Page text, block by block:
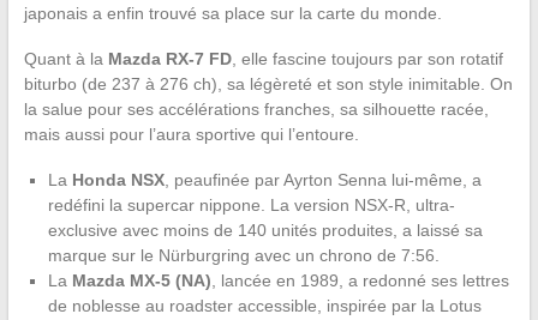
japonais a enfin trouvé sa place sur la carte du monde.
Quant à la Mazda RX-7 FD, elle fascine toujours par son rotatif
biturbo (de 237 à 276 ch), sa légèreté et son style inimitable. On
la salue pour ses accélérations franches, sa silhouette racée,
mais aussi pour l’aura sportive qui l’entoure.
La Honda NSX, peaufinée par Ayrton Senna lui-même, a
redéfini la supercar nippone. La version NSX-R, ultra-
exclusive avec moins de 140 unités produites, a laissé sa
marque sur le Nürburgring avec un chrono de 7:56.
La Mazda MX-5 (NA) , lancée en 1989, a redonné ses lettres
de noblesse au roadster accessible, inspirée par la Lotus